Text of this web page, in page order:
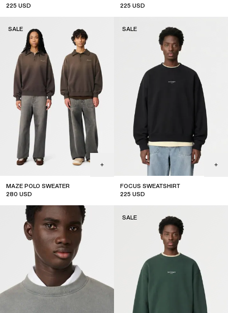
225 USD
225 USD
MAZE POLO SWEATER
280 USD
SALE
FOCUS SWEATSHIRT
225 USD
SALE
SALE